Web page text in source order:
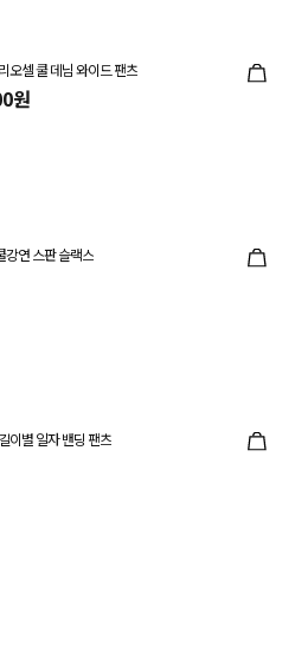
오셀 쿨 데님 와이드 팬츠
원
강연 스판 슬랙스
이별 일자 밴딩 팬츠